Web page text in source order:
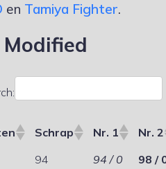
en Tamiya Fighter.
Schrap Nr. 1
Nr. 2
94 94 / 0 98 /